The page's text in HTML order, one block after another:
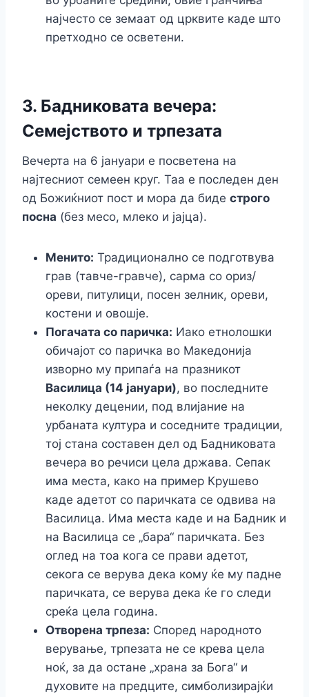
најчесто се земаат од црквите каде што
претходно се осветени.
3. Бадниковата вечера:
Семејството и трпезата
Вечерта на 6 јануари е посветена на
најтесниот семеен круг. Таа е последен ден
од Божиќниот пост и мора да биде строго
посна (без месо, млеко и јајца).
Менито: Традиционално се подготвува
грав (тавче-гравче), сарма со ориз/
ореви, питулици, посен зелник, ореви,
костени и овошје.
Погачата со паричка: Иако етнолошки
обичајот со паричка во Македонија
изворно му припаѓа на празникот
Василица (14 јануари), во последните
неколку децении, под влијание на
урбаната култура и соседните традиции,
тој стана составен дел од Бадниковата
вечера во речиси цела држава. Сепак
има места, како на пример Крушево
каде адетот со паричката се одвива на
Василица. Има места каде и на Бадник и
на Василица се „бара“ паричката. Без
оглед на тоа кога се прави адетот,
секога се верува дека кому ќе му падне
паричката, се верува дека ќе го следи
среќа цела година.
Отворена трпеза: Според народното
верување, трпезата не се крева цела
ноќ, за да остане „храна за Бога“ и
духовите на предците, симболизирајќи